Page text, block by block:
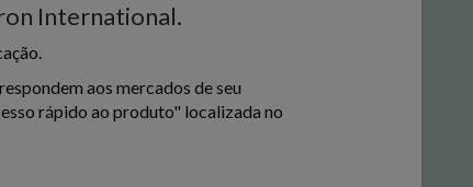
International.
aos mercados de seu
rápido ao produto" localizada no